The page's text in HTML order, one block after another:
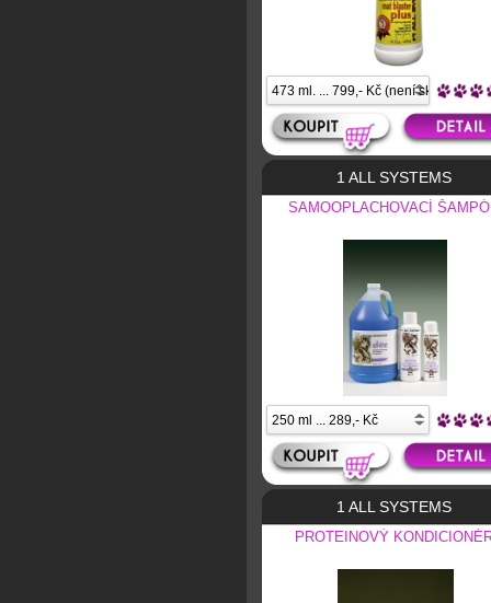
1 ALL SYSTEMS
SAMOOPLACHOVACÍ
1 ALL SYSTEMS
PROTEINOVÝ